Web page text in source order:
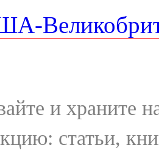
и храните
статьи,